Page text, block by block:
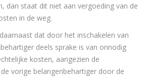
dan staat dit niet aan vergoeding van de
in de weg.
dat door het inschakelen van
deels sprake is van onnodig
kosten, aangezien de
vorige belangenbehartiger door de